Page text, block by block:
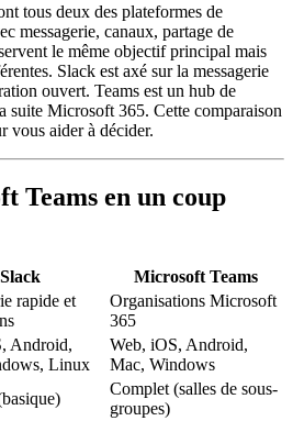
tous deux des plateformes de
messagerie, canaux, partage de
le même objectif principal mais
Slack est axé sur la messagerie
ouvert. Teams est un hub de
suite Microsoft 365. Cette comparaison
vous aider à décider.
Teams en un coup
Slack
Microsoft Teams
rapide et
Organisations Microsoft
365
Android,
Linux
Web, iOS, Android,
Mac, Windows
Complet (salles de sous-
groupes)